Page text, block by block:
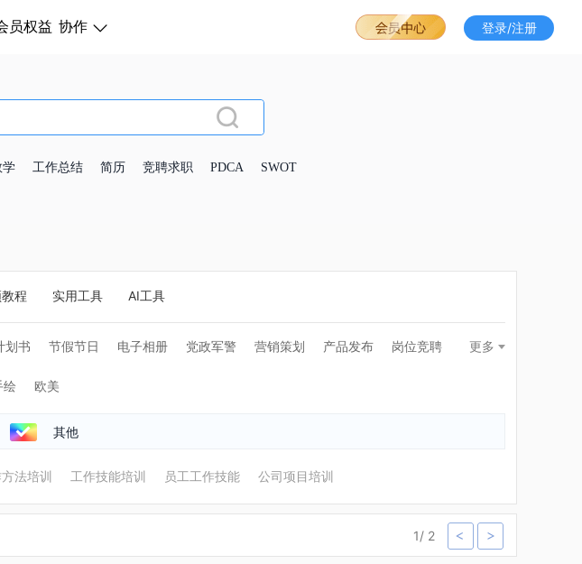
员权益 协作 登录/注册
学 工作总结 简历 竞聘求职 PDCA SWOT
程 实用工具 AI工具
划书 节假节日 电子相册 党政军警 营销策划 产品发布 岗位竞聘 更多
绘 欧美
其他
法培训 工作技能培训 员工工作技能 公司项目培训
1/ 2